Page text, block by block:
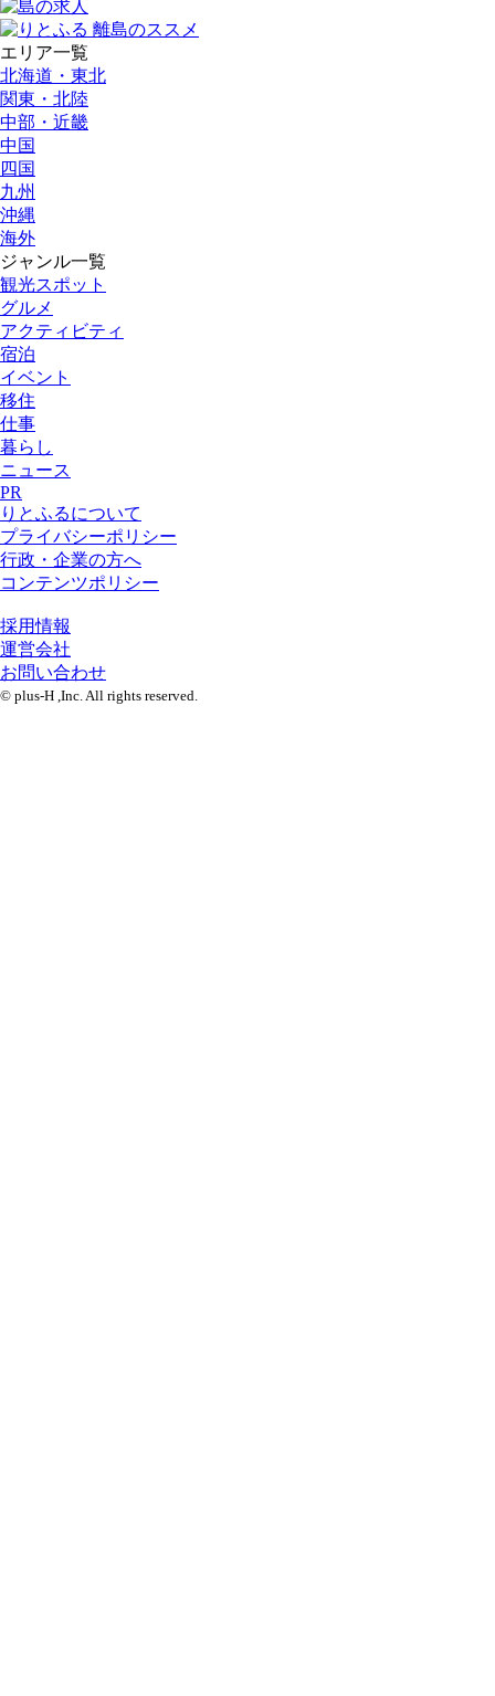
エリア一覧
北海道・東北
関東・北陸
中部・近畿
中国
四国
九州
沖縄
海外
ジャンル一覧
観光スポット
グルメ
アクティビティ
宿泊
イベント
移住
仕事
暮らし
ニュース
PR
りとふるについて
プライバシーポリシー
行政・企業の方へ
コンテンツポリシー
採用情報
運営会社
お問い合わせ
© plus-H ,Inc. All rights reserved.